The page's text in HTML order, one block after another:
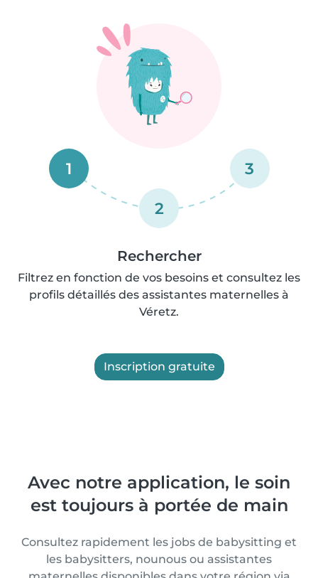
1
2
3
Rechercher
Filtrez en fonction de vos besoins et consultez les
profils détaillés des assistantes maternelles à
Véretz.
Inscription gratuite
Avec notre application, le soin
est toujours à portée de main
Consultez rapidement les jobs de babysitting et
les babysitters, nounous ou assistantes